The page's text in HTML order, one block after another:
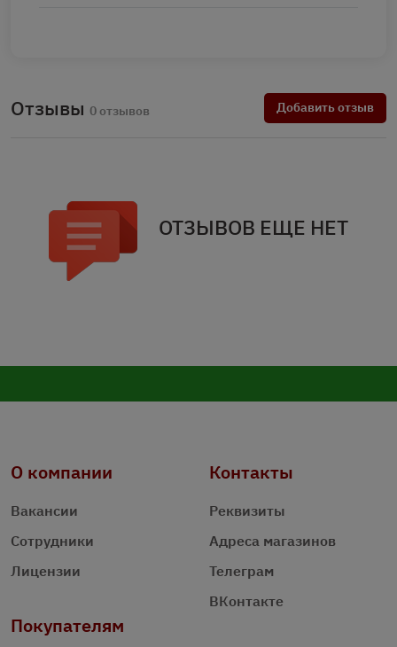
Отзывы 0 отзывов Добавить отзыв
ОТЗЫВОВ ЕЩЕ НЕТ
О компании
Вакансии
Сотрудники
Лицензии
Контакты
Реквизиты
Адреса магазинов
Телеграм
ВКонтакте
Покупателям